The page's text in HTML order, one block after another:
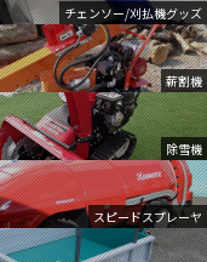
チェンソー/刈払機グッズ
薪割機
除雪機
スピードスプレーヤ